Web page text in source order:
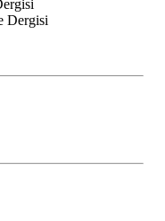
Dergisi